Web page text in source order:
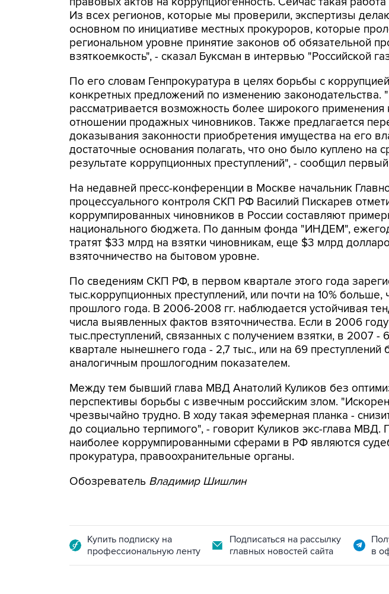
Из всех регионов, которые мы проверили, экспертизы
основном по инициативе местных прокуроров, которые
региональном уровне принятие законов об обязательной
взяткоемкость", - сказал Буксман в интервью "Российской
По его словам Генпрокуратура в целях борьбы с
конкретных предложений по изменению законодательства.
рассматривается возможность более широкого применения
отношении продажных чиновников. Также предлагается
доказывания законности приобретения имущества на его
достаточные основания полагать, что оно было куплено на
результате коррупционных преступлений", - сообщил
На недавней пресс-конференции в Москве начальник
процессуального контроля СКП РФ Василий Пискарев
коррумпированных чиновников в России составляют
национального бюджета. По данным фонда "ИНДЕМ",
тратят $33 млрд на взятки чиновникам, еще $3 млрд
взяточничество на бытовом уровне.
По сведениям СКП РФ, в первом квартале этого года
тыс.коррупционных преступлений, или почти на 10%
прошлого года. В 2006-2008 гг. наблюдается устойчивая
числа выявленных фактов взяточничества. Если в 2006
тыс.преступлений, связанных с получением взятки, в 2007 -
квартале нынешнего года - 2,7 тыс., или на 69
аналогичным прошлогодним показателем.
Между тем бывший глава МВД Анатолий Куликов без
перспективы борьбы с извечным российским злом.
чрезвычайно трудно. В ходу такая эфемерная планка -
до социально терпимого", - говорит Куликов экс-глава
наиболее коррумпированными сферами в РФ являются
прокуратура, правоохранительные органы.
Обозреватель Владимир Шишлин
Купить подписку на
профессиональную ленту
Подписаться на рассылку
главных новостей сайта
в